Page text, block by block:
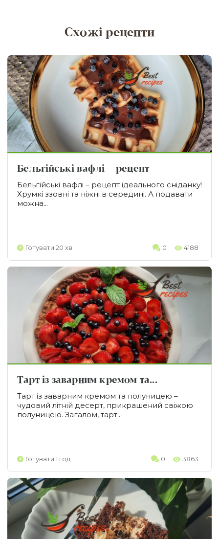
Схожі рецепти
Бельгійські вафлі – рецепт
Бельгійські вафлі – рецепт ідеального сніданку!
Хрумкі ззовні та ніжні в середині. А подавати
можна...
Готувати 20 хв. 0 4188
Тарт із заварним кремом та...
Тарт із заварним кремом та полуницею –
чудовий літній десерт, прикрашений свіжою
полуницею. Загалом, тарт...
Готувати 1 год. 0 3863